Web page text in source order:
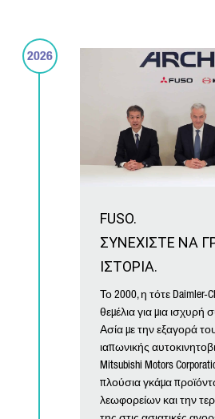
FUSO.
ΣΥΝΕΧΙΣΤΕ ΝΑ
ΙΣΤΟΡΙΑ.
Το 2000, η τότε Daimler-
θεμέλια για μια ισχυρή
Ασία με την εξαγορά
ιαπωνικής
Mitsubishi Motors
πλούσια γκάμα
λεωφορείων και την
2026